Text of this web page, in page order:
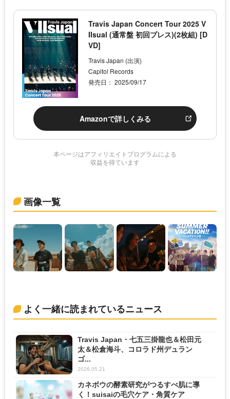
Travis Japan Concert Tour 2025 V
IIsual (通常盤 初回プレス)(2枚組) [D
VD]
Travis Japan (出演)
Capitol Records
発売日： 2025/09/17
Amazonで詳しくみる
本ページはアフィリエイトプログラムによる
収益を得ています
画像一覧
よく一緒に読まれているニュース
Travis Japan・七五三掛龍也＆松田元
太＆松倉海斗、コロラド州デュラン
ゴ...
2026.05.21
カネボウの酵素研究がつるすべ肌に導
く！suisaiの毛穴ケア・角質ケア